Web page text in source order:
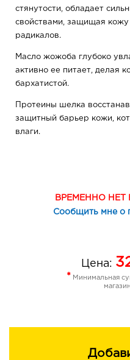
стянутости, обладает
свойствами, защищая кожу
радикалов.
Масло жожоба глубоко
активно ее питает, делая
бархатистой.
Протеины шелка
защитный барьер кожи,
влаги.
ВРЕМЕННО НЕТ
Сообщить мне о
Цена:
* Минимальная